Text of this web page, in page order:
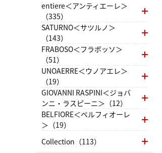
entiere＜アンティエーレ＞
（335）
SATURNO＜サツルノ＞
（143）
FRABOSO＜フラボッソ＞
（51）
UNOAERRE＜ウノアエレ＞
（19）
GIOVANNI RASPINI＜ジョバ
ンニ・ラスピーニ＞（12）
BELFIORE＜ベルフィオーレ
＞（19）
Collection（113）